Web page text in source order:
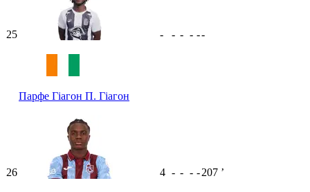
25
Парфе Гіагон П. Гіагон
- - - - --
26 4 - - - -207 ʼ